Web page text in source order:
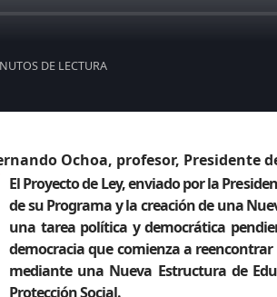
DE LECTURA
Ochoa, profesor, Presidente
El Proyecto de Ley, enviado por la
de su Programa y la creación de una
una tarea política y democrática
democracia que comienza a
mediante una Nueva Estructura de
Protección Social.